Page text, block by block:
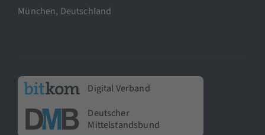
München, Deutschland
Digital Verband
Deutscher
Mittelstandsbund